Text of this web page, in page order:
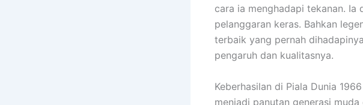
cara ia menghadapi tekanan. Ia
pelanggaran keras. Bahkan
terbaik yang pernah
pengaruh dan kualitasnya.
Keberhasilan di Piala Dunia
menjadi panutan generasi